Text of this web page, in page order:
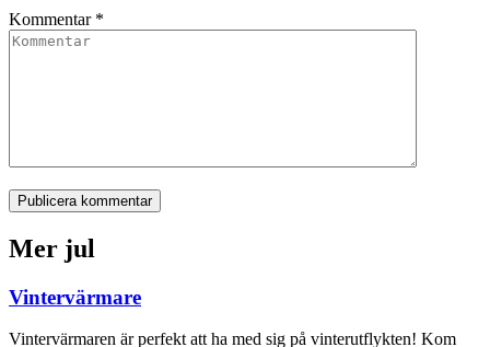
Kommentar *
Publicera kommentar
Mer jul
Vintervärmare
Vintervärmaren är perfekt att ha med sig på vinterutflykten! Kom